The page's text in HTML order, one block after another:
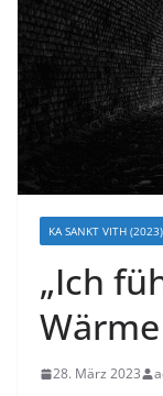
KA SANKT VITH (2023)
„Ich
28. März 2023